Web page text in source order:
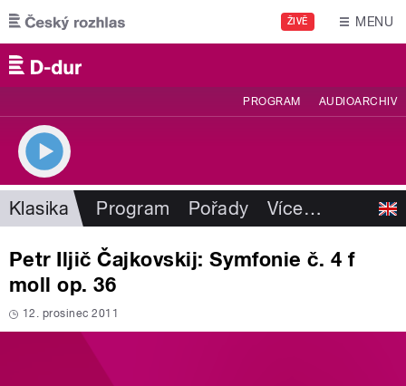
Přejít k hlavnímu obsahu
ŽIVĚ MENU
PROGRAM AUDIOARCHIV
Klasika Program Pořady Více…
Petr Iljič Čajkovskij: Symfonie č. 4 f
moll op. 36
12. prosinec 2011